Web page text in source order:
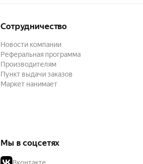
Сотрудничество
Новости компании
Реферальная программа
Производителям
Пункт выдачи заказов
Маркет нанимает
Мы в соцсетях